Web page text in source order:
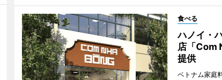
食べる
ハノイ・
店「Com
提供
ベトナム家庭